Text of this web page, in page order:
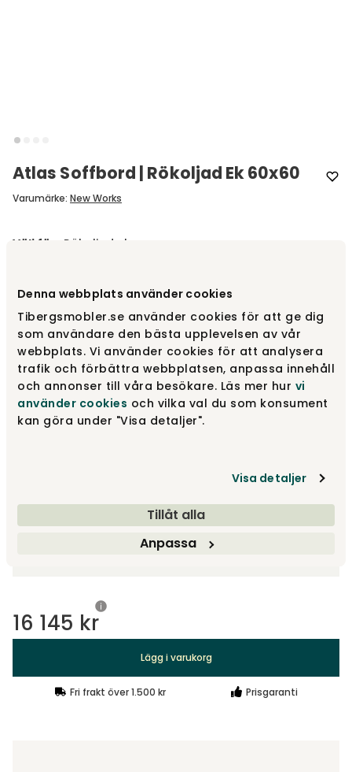
Denna webbplats använder cookies
Tibergsmobler.se använder cookies för att ge dig
som användare den bästa upplevelsen av vår
webbplats. Vi använder cookies för att analysera
trafik och förbättra webbplatsen, anpassa innehåll
och annonser till våra besökare. Läs mer hur vi
använder cookies och vilka val du som konsument
kan göra under "Visa detaljer".
Visa detaljer
Tillåt alla
Anpassa
Atlas Soffbord | Rökoljad Ek 60x60
Varumärke: New Works
Välj färg Rökoljad ek
Rökoljad ek
Naturoljad ek 14 695 kr
Costa Black Marmor
16 145 kr
Lägg i varukorg
Fri frakt över 1.500 kr Prisgaranti